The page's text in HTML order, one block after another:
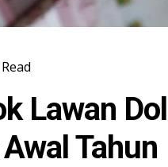
Read
Lawan
Tahun